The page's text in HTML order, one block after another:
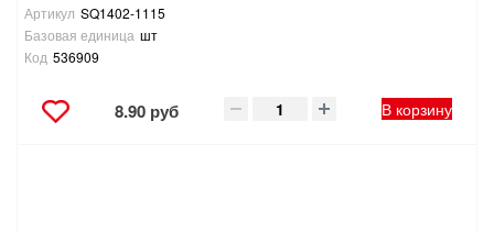
Артикул SQ1402-1115
Базовая единица шт
Код 536909
8.90 руб В корзину